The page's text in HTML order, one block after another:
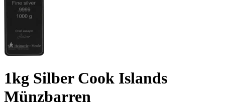
1kg Silber Cook Islands
Münzbarren